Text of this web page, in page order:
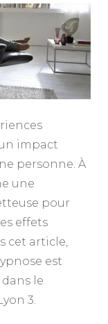
impact
personne. À
une
pour
effets
cet article,
est
le
3.